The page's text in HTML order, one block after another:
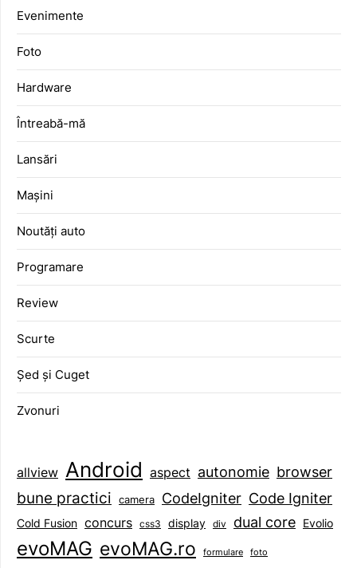
Evenimente
Foto
Hardware
Întreabă-mă
Lansări
Mașini
Noutăți auto
Programare
Review
Scurte
Șed și Cuget
Zvonuri
allview Android aspect autonomie browser
bune practici camera CodeIgniter Code Igniter
Cold Fusion concurs css3 display div dual core Evolio
evoMAG evoMAG.ro formulare foto